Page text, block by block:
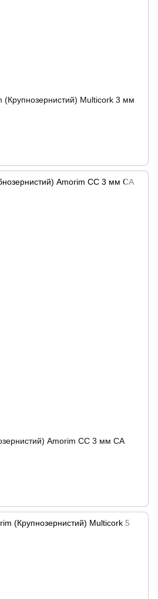
(Крупнозернистий) Multicork 3 мм
Amorim CC 3 мм СА